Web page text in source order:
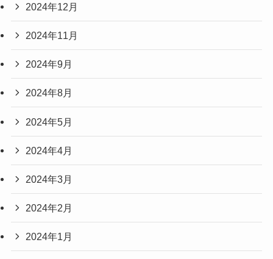
2024年12月
2024年11月
2024年9月
2024年8月
2024年5月
2024年4月
2024年3月
2024年2月
2024年1月